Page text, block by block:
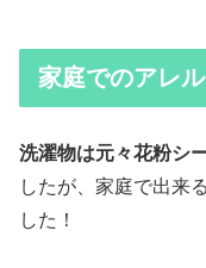
家庭でのアレ
洗濯物は元々花粉シ
したが、家庭で出来
した！